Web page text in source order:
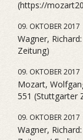
(https://
09. OKTOBER 2017
Wagner,
Zeitung)
09. OKTOBER 2017
Mozart,
551 (Stuttgarter
09. OKTOBER 2017
Wagner,